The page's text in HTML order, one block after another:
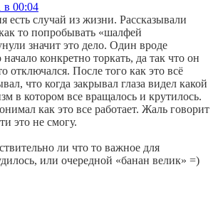
в 00:04
есть случай из жизни. Рассказывали
то попробывать «шалфей
значит это дело. Один вроде
конкретно торкать, да так что он
отключался. После того как это всё
что когда закрывал глаза видел какой
в котором все вращалось и крутилось.
как это все работает. Жаль говорит
это не смогу.
ли что то важное для
или очередной «банан велик» =)